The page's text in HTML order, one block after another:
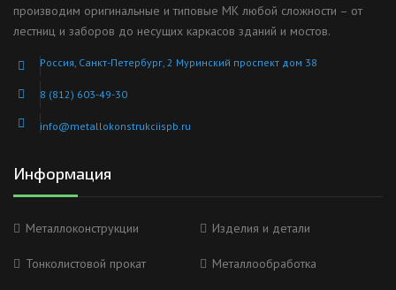
производим оригинальные и типовые МК любой сложности – от
лестниц и заборов до несущих каркасов зданий и мостов.
Россия, Санкт-Петербург, 2 Муринский проспект дом 38
8 (812) 603-49-30
info@metallokonstrukciispb.ru
Информация
Металлоконструкции Изделия и детали
Тонколистовой прокат Металлообработка